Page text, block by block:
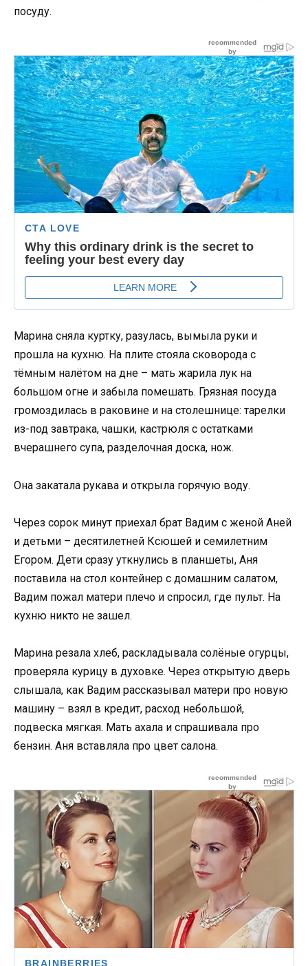
посуду.
Марина сняла куртку, разулась, вымыла руки и
прошла на кухню. На плите стояла сковорода с
тёмным налётом на дне – мать жарила лук на
большом огне и забыла помешать. Грязная посуда
громоздилась в раковине и на столешнице: тарелки
из-под завтрака, чашки, кастрюля с остатками
вчерашнего супа, разделочная доска, нож.
Она закатала рукава и открыла горячую воду.
Через сорок минут приехал брат Вадим с женой Аней
и детьми – десятилетней Ксюшей и семилетним
Егором. Дети сразу уткнулись в планшеты, Аня
поставила на стол контейнер с домашним салатом,
Вадим пожал матери плечо и спросил, где пульт. На
кухню никто не зашел.
Марина резала хлеб, раскладывала солёные огурцы,
проверяла курицу в духовке. Через открытую дверь
слышала, как Вадим рассказывал матери про новую
машину – взял в кредит, расход небольшой,
подвеска мягкая. Мать ахала и спрашивала про
бензин. Аня вставляла про цвет салона.